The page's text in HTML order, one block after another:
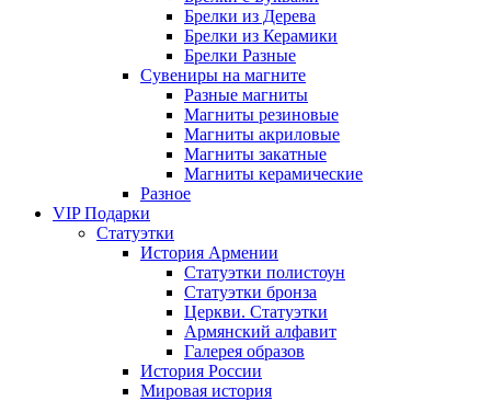
Брелки из Дерева
Брелки из Керамики
Брелки Разные
Сувениры на магните
Разные магниты
Магниты резиновые
Магниты акриловые
Магниты закатные
Магниты керамические
Разное
VIP Подарки
Статуэтки
История Армении
Статуэтки полистоун
Статуэтки бронза
Церкви. Статуэтки
Армянский алфавит
Галерея образов
История России
Мировая история